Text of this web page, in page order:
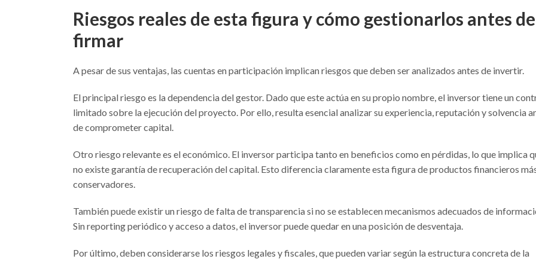
Riesgos reales de esta figura y cómo gestionarlos antes de
firmar
A pesar de sus ventajas, las cuentas en participación implican riesgos que deben ser analizados antes de invertir.
El principal riesgo es la dependencia del gestor. Dado que este actúa en su propio nombre, el inversor tiene un
limitado sobre la ejecución del proyecto. Por ello, resulta esencial analizar su experiencia, reputación y solvencia
de comprometer capital.
Otro riesgo relevante es el económico. El inversor participa tanto en beneficios como en pérdidas, lo que implica
no existe garantía de recuperación del capital. Esto diferencia claramente esta figura de productos financieros
conservadores.
También puede existir un riesgo de falta de transparencia si no se establecen mecanismos adecuados de
Sin reporting periódico y acceso a datos, el inversor puede quedar en una posición de desventaja.
Por último, deben considerarse los riesgos legales y fiscales, que pueden variar según la estructura concreta de la